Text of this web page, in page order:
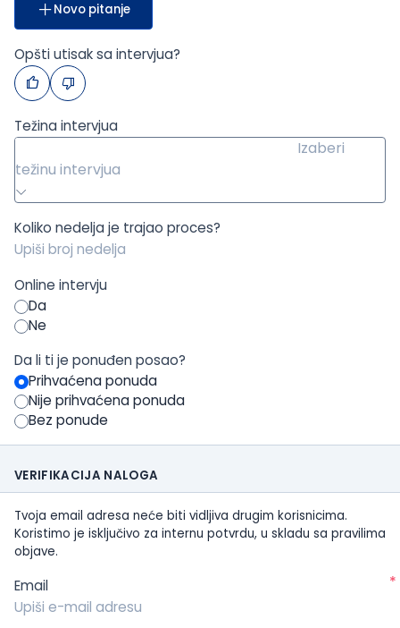
Novo pitanje
Opšti utisak sa intervjua?
Težina intervjua
Izaberi
težinu intervjua
Koliko nedelja je trajao proces?
Online intervju
Da
Ne
Da li ti je ponuđen posao?
Prihvaćena ponuda
Nije prihvaćena ponuda
Bez ponude
VERIFIKACIJA NALOGA
Tvoja email adresa neće biti vidljiva drugim korisnicima.
Koristimo je isključivo za internu potvrdu, u skladu sa pravilima
objave.
Email *